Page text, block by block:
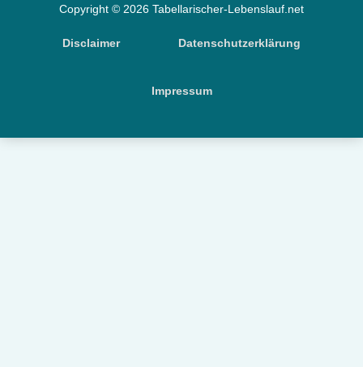
Copyright © 2026 Tabellarischer-Lebenslauf.net
Disclaimer Datenschutzerklärung
Impressum